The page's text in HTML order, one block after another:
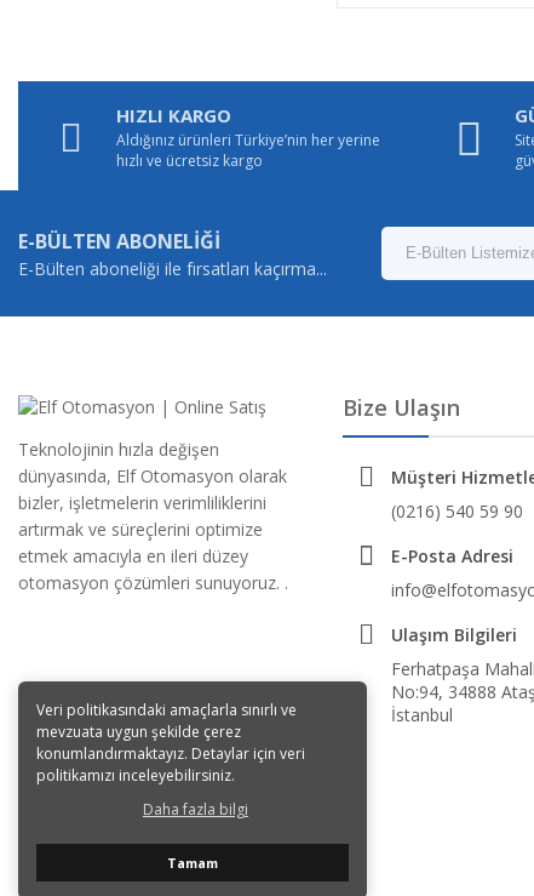
Veri politikasındaki amaçlarla sınırlı ve
mevzuata uygun şekilde çerez
konumlandırmaktayız. Detaylar için veri
politikamızı inceleyebilirsiniz.
Daha fazla bilgi
Tamam
HIZLI KARGO
Aldığınız ürünleri Türkiye’nin her yerine
hızlı ve ücretsiz kargo
E-BÜLTEN ABONELİĞİ
E-Bülten aboneliği ile fırsatları kaçırma...
Teknolojinin hızla değişen
dünyasında, Elf Otomasyon olarak
bizler, işletmelerin verimliliklerini
artırmak ve süreçlerini optimize
etmek amacıyla en ileri düzey
otomasyon çözümleri sunuyoruz. .
Bize Ulaşın
Müşteri
(0216) 540 59 90
E-Posta Adresi
Ulaşım Bilgileri
Ferhatpaşa
No:94, 34888
İstanbul